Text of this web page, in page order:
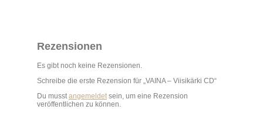
Rezensionen
Es gibt noch keine Rezensionen.
Schreibe die erste Rezension für „VAINA – Viisikärki CD“
Du musstangemeldetsein, um eine Rezension
veröffentlichen zu können.